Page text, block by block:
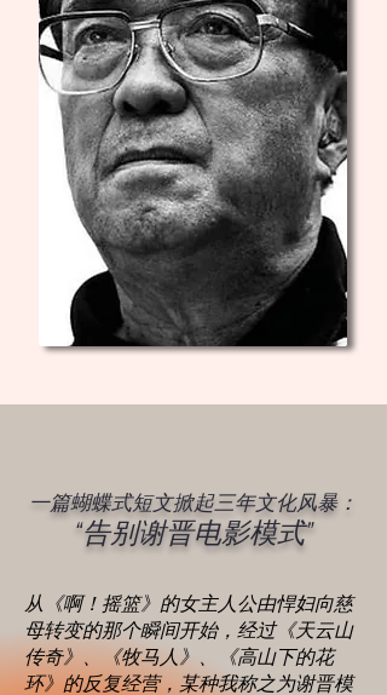
一篇蝴蝶式短文掀起三年文化风暴：
“告别谢晋电影模式”
从《啊！摇篮》的女主人公由悍妇向慈
母转变的那个瞬间开始，经过《天云山
传奇》、《牧马人》、《高山下的花
环》的反复经营，某种我称之为谢晋模